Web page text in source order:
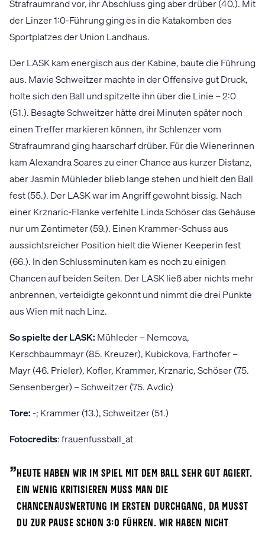
Strafraumrand vor, ihr Abschluss ging aber drüber (40.). Mit
der Linzer 1:0-Führung ging es in die Katakomben des
Sportplatzes der Union Landhaus.
Der LASK kam energisch aus der Kabine, baute die Führung
aus. Mavie Schweitzer machte in der Offensive gut Druck,
holte sich den Ball und spitzelte ihn über die Linie – 2:0
(51.). Besagte Schweitzer hätte drei Minuten später noch
einen Treffer markieren können, ihr Schlenzer vom
Strafraumrand ging haarscharf drüber. Für die Wienerinnen
kam Alexandra Soares zu einer Chance aus kurzer Distanz,
aber Jasmin Mühleder blieb lange stehen und hielt den Ball
fest (55.). Der LASK war im Angriff gewohnt bissig. Nach
einer Krznaric-Flanke verfehlte Linda Schöser das Gehäuse
nur um Zentimeter (59.). Einen Krammer-Schuss aus
aussichtsreicher Position hielt die Wiener Keeperin fest
(66.). In den Schlussminuten kam es noch zu einigen
Chancen auf beiden Seiten. Der LASK ließ aber nichts mehr
anbrennen, verteidigte gekonnt und nimmt die drei Punkte
aus Wien mit nach Linz.
So spielte der LASK: Mühleder – Nemcova,
Kerschbaummayr (85. Kreuzer), Kubickova, Farthofer –
Mayr (46. Prieler), Kofler, Krammer, Krznaric, Schöser (75.
Sensenberger) – Schweitzer (75. Avdic)
Tore: -; Krammer (13.), Schweitzer (51.)
Fotocredits: frauenfussball_at
„
Heute haben wir im Spiel mit dem Ball sehr gut agiert.
Ein wenig kritisieren muss man die
Chancenauswertung im ersten Durchgang, da musst
du zur Pause schon 3:0 führen. Wir haben nicht